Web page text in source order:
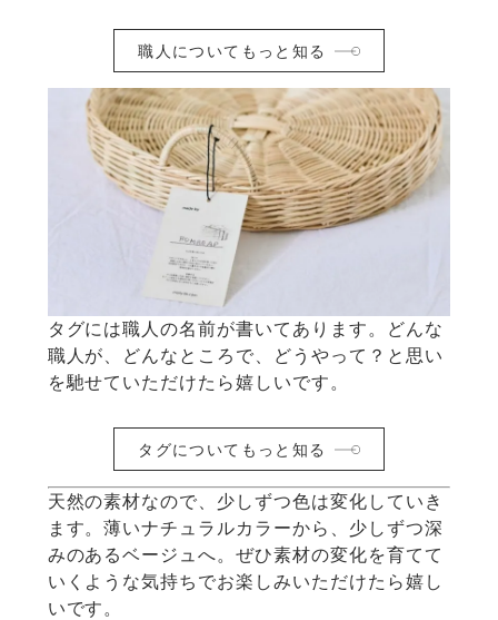
職人についてもっと知る
タグには職人の名前が書いてあります。どんな
職人が、どんなところで、どうやって？と思い
を馳せていただけたら嬉しいです。
タグについてもっと知る
天然の素材なので、少しずつ色は変化していき
ます。薄いナチュラルカラーから、少しずつ深
みのあるベージュへ。ぜひ素材の変化を育てて
いくような気持ちでお楽しみいただけたら嬉し
いです。